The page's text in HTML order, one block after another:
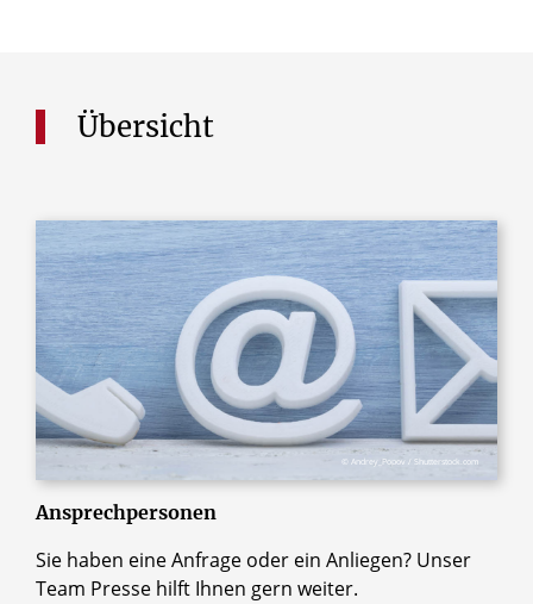
Übersicht
© Andrey_Popov / Shutterstock.com
Ansprechpersonen
Sie haben eine Anfrage oder ein Anliegen? Unser
Team Presse hilft Ihnen gern weiter.